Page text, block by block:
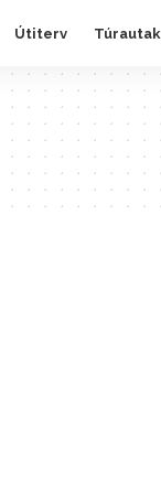
Útiterv Túrautak